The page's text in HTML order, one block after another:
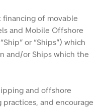
financing of movable
and Mobile Offshore
or “Ships”) which
and/or Ships which the
and offshore
and encourage